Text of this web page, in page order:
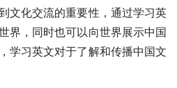
文化交流的重要性，通过学习英
界，同时也可以向世界展示中国
学习英文对于了解和传播中国文